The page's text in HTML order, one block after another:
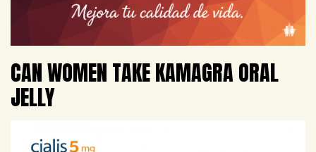
CAN WOMEN TAKE KAMAGRA ORAL
JELLY